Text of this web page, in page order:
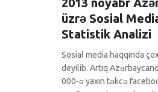
üzrə Sosial
Statistik Analizi
Sosial media haqqında
deyilib. Artıq
000-ə yaxın təkcə